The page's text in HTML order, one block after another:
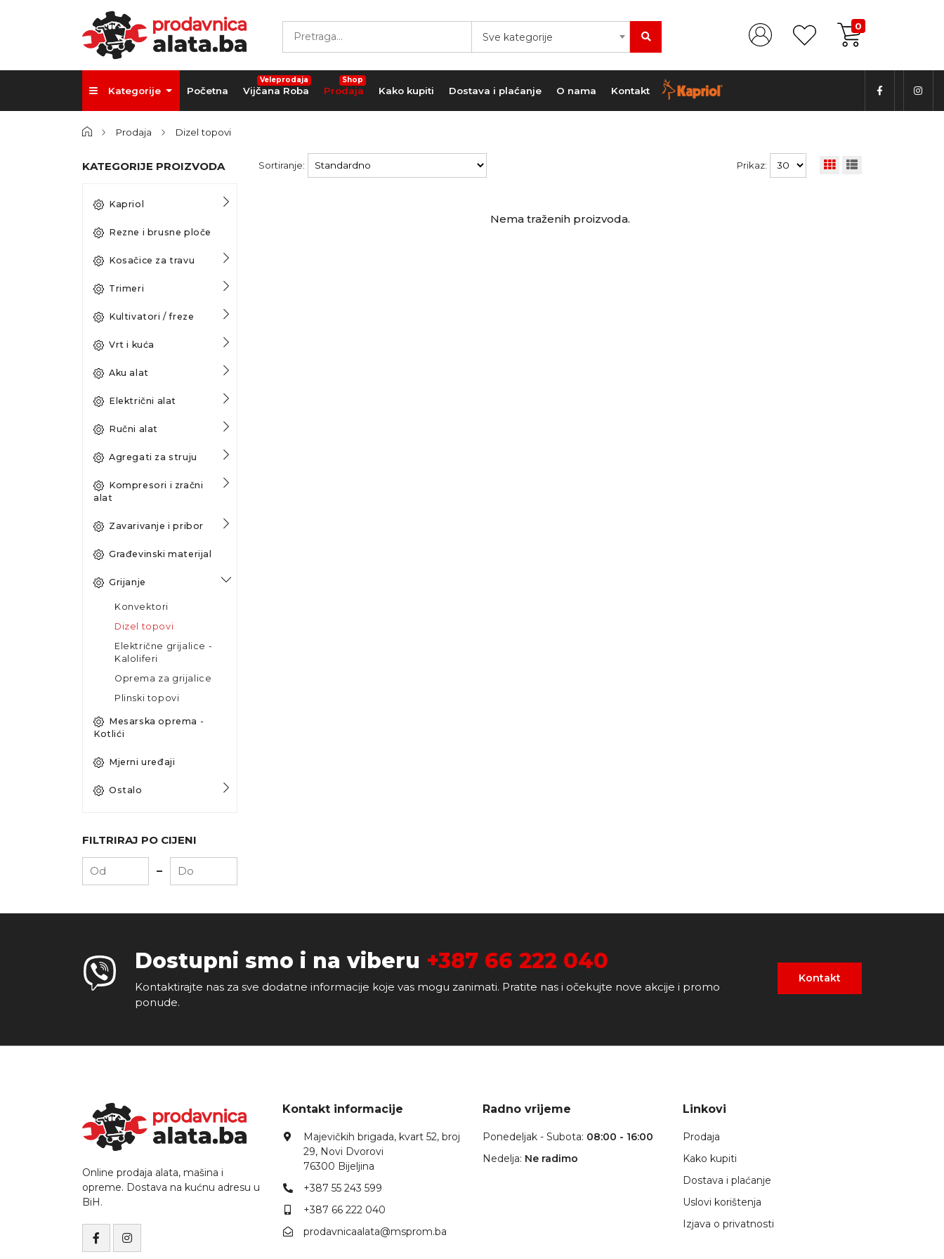
Sve kategorije
0
Kategorije Početna Vijčana Roba
Veleprodaja
Prodaja
Shop
Kako kupiti Dostava i plaćanje O nama Kontakt
Prodaja Dizel topovi
KATEGORIJE PROIZVODA
Kapriol
Rezne i brusne ploče
Kosačice za travu
Trimeri
Kultivatori / freze
Vrt i kuća
Aku alat
Električni alat
Ručni alat
Agregati za struju
Kompresori i zračni
alat
Zavarivanje i pribor
Građevinski materijal
Grijanje
Konvektori
Dizel topovi
Električne grijalice -
Kaloliferi
Oprema za grijalice
Plinski topovi
Mesarska oprema -
Kotlići
Mjerni uređaji
Ostalo
FILTRIRAJ PO CIJENI
-
Sortiranje: Prikaz:
Nema traženih proizvoda.
Dostupni smo i na viberu +387 66 222 040
Kontaktirajte nas za sve dodatne informacije koje vas mogu zanimati. Pratite nas i očekujte nove akcije i promo
ponude.
Kontakt
Online prodaja alata, mašina i
opreme. Dostava na kućnu adresu u
BiH.
Kontakt informacije
Majevičkih brigada, kvart 52, broj
29, Novi Dvorovi
76300 Bijeljina
+387 55 243 599
+387 66 222 040
prodavnicaalata@msprom.ba
Radno vrijeme
Ponedeljak - Subota: 08:00 - 16:00
Nedelja: Ne radimo
Linkovi
Prodaja
Kako kupiti
Dostava i plaćanje
Uslovi korištenja
Izjava o privatnosti